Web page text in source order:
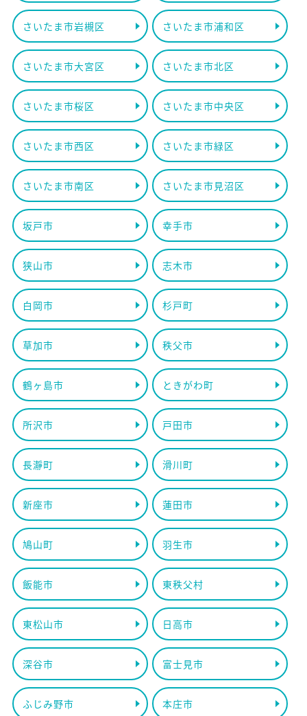
さいたま市岩槻区 さいたま市浦和区
さいたま市大宮区 さいたま市北区
さいたま市桜区 さいたま市中央区
さいたま市西区 さいたま市緑区
さいたま市南区 さいたま市見沼区
坂戸市 幸手市
狭山市 志木市
白岡市 杉戸町
草加市 秩父市
鶴ヶ島市 ときがわ町
所沢市 戸田市
長瀞町 滑川町
新座市 蓮田市
鳩山町 羽生市
飯能市 東秩父村
東松山市 日高市
深谷市 富士見市
ふじみ野市 本庄市